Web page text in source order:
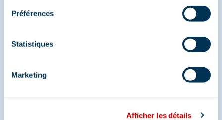
Préférences
Statistiques
Marketing
Afficher les détails
Et retrouvez-nous sur les réseaux sociaux